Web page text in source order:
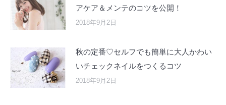
アケア＆メンテのコツを公開！
2018年9月2日
秋の定番♡セルフでも簡単に大人かわい
いチェックネイルをつくるコツ
2018年9月2日